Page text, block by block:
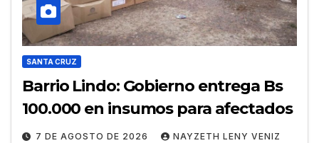
SANTA CRUZ
Barrio Lindo: Gobierno entrega Bs
100.000 en insumos para afectados
7 DE AGOSTO DE 2026 NAYZETH LENY VENIZ